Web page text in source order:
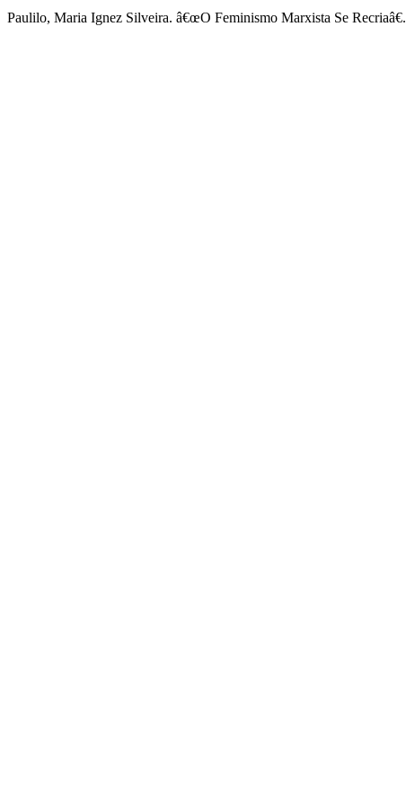
Paulilo, Maria Ignez Silveira. â€œO Feminismo Marxista Se Recriaâ€.